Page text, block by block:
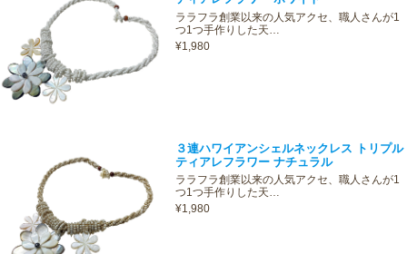
ララフラ創業以来の人気アクセ、職人さんが1
つ1つ手作りした天…
¥1,980
３連ハワイアンシェルネックレス トリプル
ティアレフラワー ナチュラル
ララフラ創業以来の人気アクセ、職人さんが1
つ1つ手作りした天…
¥1,980